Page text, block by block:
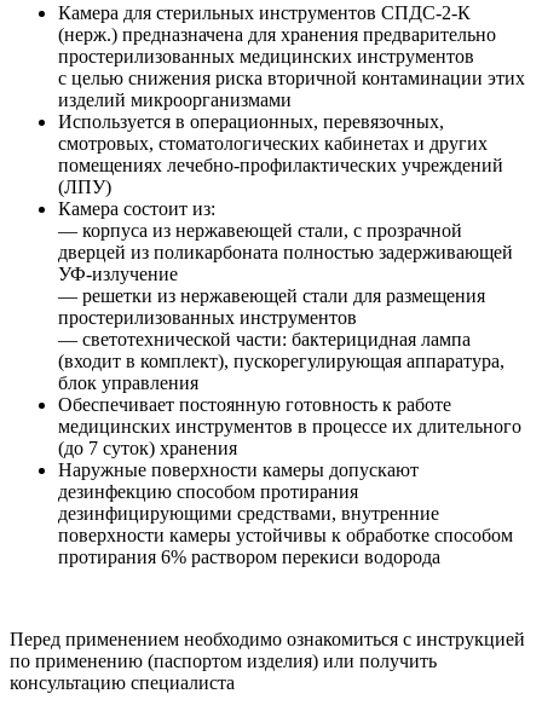
Камера для стерильных инструментов СПДС-2-К
(нерж.) предназначена для хранения предварительно
простерилизованных медицинских инструментов
с целью снижения риска вторичной контаминации этих
изделий микроорганизмами
Используется в операционных, перевязочных,
смотровых, стоматологических кабинетах и других
помещениях лечебно-профилактических учреждений
(ЛПУ)
Камера состоит из:
— корпуса из нержавеющей стали, с прозрачной
дверцей из поликарбоната полностью задерживающей
УФ-излучение
— решетки из нержавеющей стали для размещения
простерилизованных инструментов
— светотехнической части: бактерицидная лампа
(входит в комплект), пускорегулирующая аппаратура,
блок управления
Обеспечивает постоянную готовность к работе
медицинских инструментов в процессе их длительного
(до 7 суток) хранения
Наружные поверхности камеры допускают
дезинфекцию способом протирания
дезинфицирующими средствами, внутренние
поверхности камеры устойчивы к обработке способом
протирания 6% раствором перекиси водорода
Перед применением необходимо ознакомиться с инструкцией
по применению (паспортом изделия) или получить
консультацию специалиста